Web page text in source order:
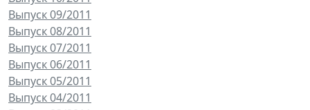
Выпуск 09/2011
Выпуск 08/2011
Выпуск 07/2011
Выпуск 06/2011
Выпуск 05/2011
Выпуск 04/2011